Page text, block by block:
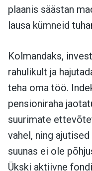
plaanis säästan
lausa kümneid
Kolmandaks,
rahulikult ja
teha oma töö.
pensioniraha
suurimate
vahel, ning
suunas ei ole
Ükski aktiivne